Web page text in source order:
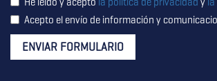
través del consentimiento que nos está
No se cederán datos a terceros salvo obligación
certifica que es mayor de 14 años y que por lo
capacidad legal necesaria para la prestación de
Acepto el envío de información y
ENVIAR FORMULARIO